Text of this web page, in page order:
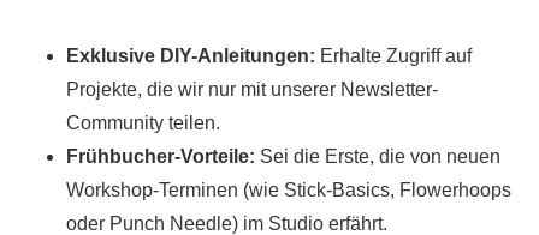
Exklusive DIY-Anleitungen: Erhalte Zugriff auf
Projekte, die wir nur mit unserer Newsletter-
Community teilen.
Frühbucher-Vorteile: Sei die Erste, die von neuen
Workshop-Terminen (wie Stick-Basics, Flowerhoops
oder Punch Needle) im Studio erfährt.